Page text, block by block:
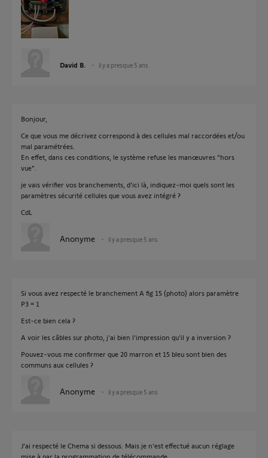
David B. il y a presque 5 ans
Bonjour,
Ce que vous me décrivez correspond à des cellules mal raccordées et/ou
mal paramétrées.
En effet, dans ces conditions, le système refuse les manœuvres "hors
vue".
je vais vérifier vos branchements, d'ici là, indiquez-moi quels sont les
paramètres sécurité cellules que vous avez intégré ?
CdL
Anonyme il y a presque 5 ans
Si vous avez respecté le branchement A fig 15 (photo) alors paramètre
P3 = 1
Est-ce bien cela ?
A voir les câbles sur photo, j'ai bien l'impression qu'il y a inversion ?
Pouvez-vous me confirmer que 20 marron et 15 bleu sont bien des
communs aux cellules ?
Anonyme il y a presque 5 ans
J’ai respecté le Chema si dessous. Mais je n’est effectué aucun réglage
mise à par la programmation de télécommande…